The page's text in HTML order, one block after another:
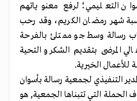
التعليمي؛ لرفع معنوياتهم
شهر رمضان الكريم، وقد رحب
رسالة وسط جو ممتلئ بالفرحة
المرضى بتقديم الشكر والتحية
الخيرية.
التنفيذي لجمعية رسالة بأسوان
التي تتبناها الجمعية, هو